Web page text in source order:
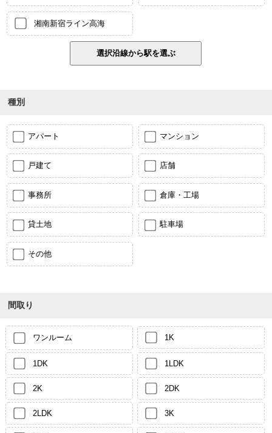
湘南新宿ライン高海
種別
アパート マンション
戸建て 店舗
事務所 倉庫・工場
貸土地 駐車場
その他
間取り
ワンルーム 1K
1DK 1LDK
2K 2DK
2LDK 3K